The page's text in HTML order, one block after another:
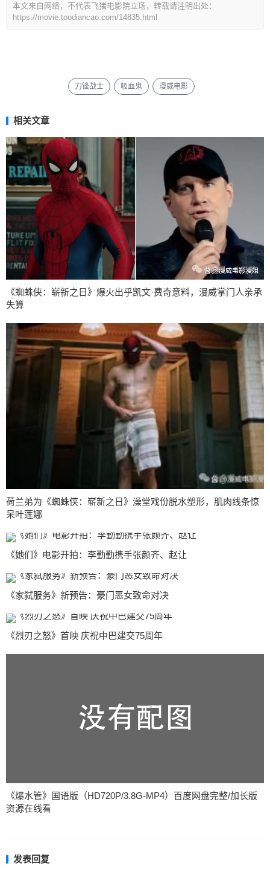
本文来自网络，不代表飞猪电影院立场，转载请注明出处：
https://movie.toodiancao.com/14835.html
刀锋战士 吸血鬼 漫威电影
相关文章
《蜘蛛侠：崭新之日》爆火出乎凯文·费奇意料，漫威掌门人亲承
失算
荷兰弟为《蜘蛛侠：崭新之日》澡堂戏份脱水塑形，肌肉线条惊
呆叶莲娜
《她们》电影开拍：李勤勤携手张颜齐、赵让
《家弑服务》新预告：豪门恶女致命对决
《烈刃之怒》首映 庆祝中巴建交75周年
《爆水管》国语版（HD720P/3.8G-MP4）百度网盘完整/加长版
资源在线看
发表回复